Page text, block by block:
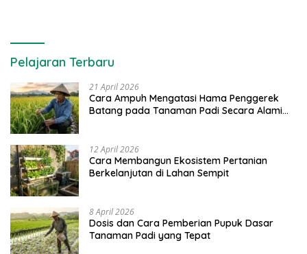
Pelajaran Terbaru
21 April 2026
Cara Ampuh Mengatasi Hama Penggerek
Batang pada Tanaman Padi Secara Alami
12 April 2026
Cara Membangun Ekosistem Pertanian
Berkelanjutan di Lahan Sempit
8 April 2026
Dosis dan Cara Pemberian Pupuk Dasar
Tanaman Padi yang Tepat